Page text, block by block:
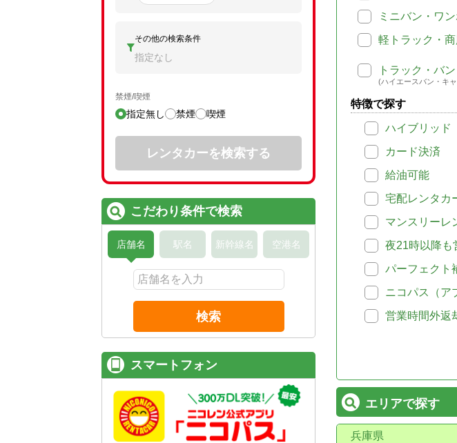
ミニバン・ワ
軽トラック・
トラック・バン
(ハイエースバン・キ
特徴で探す
ハイブリッド
カード決済
給油可能
宅配レンタカ
マンスリーレ
夜21時以降も
パーフェクト
ニコパス（ア
営業時間外返
エリアで探す
兵庫県
その他の検索条件
指定なし
禁煙/喫煙
指定無し 禁煙 喫煙
レンタカーを検索する
こだわり条件で検索
店舗名 駅名 新幹線名 空港名
検索
スマートフォン